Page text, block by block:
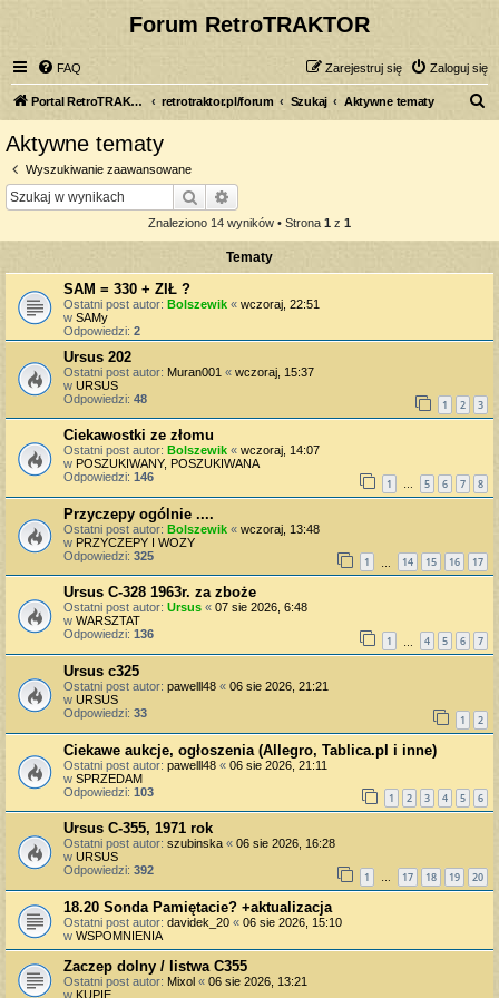
Forum RetroTRAKTOR
FAQ Zaloguj się
Zarejestruj się
Portal RetroTRAKTOR.pl retrotraktor.pl/forum Szukaj Aktywne tematy
Aktywne tematy
Wyszukiwanie zaawansowane
Szukaj
Znaleziono 14 wyników • Strona 1 z 1
Tematy
SAM = 330 + ZIŁ ?
Ostatni post autor: Bolszewik « wczoraj, 22:51
w SAMy
Odpowiedzi: 2
Ursus 202
Ostatni post autor: Muran001 « wczoraj, 15:37
w URSUS
Odpowiedzi: 48 1 2 3
Ciekawostki ze złomu
Ostatni post autor: Bolszewik « wczoraj, 14:07
w POSZUKIWANY, POSZUKIWANA
Odpowiedzi: 146 1 … 5 6 7 8
Przyczepy ogólnie ....
Ostatni post autor: Bolszewik « wczoraj, 13:48
w PRZYCZEPY I WOZY
Odpowiedzi: 325 1 14 15 16 17
Ursus C-328 1963r. za zboże
Ostatni post autor: Ursus « 07 sie 2026, 6:48
w WARSZTAT
Odpowiedzi: 136 1 4 5 6 7
Ursus c325
Ostatni post autor: pawelll48 « 06 sie 2026, 21:21
w URSUS
Odpowiedzi: 33 1 2
Ciekawe aukcje, ogłoszenia (Allegro, Tablica.pl i inne)
Ostatni post autor: pawelll48 « 06 sie 2026, 21:11
w SPRZEDAM
Odpowiedzi: 103 1 2 3 4 5 6
Ursus C-355, 1971 rok
Ostatni post autor: szubinska « 06 sie 2026, 16:28
w URSUS
Odpowiedzi: 392 1 … 17 18 19 20
18.20 Sonda Pamiętacie? +aktualizacja
Ostatni post autor: davidek_20 « 06 sie 2026, 15:10
w WSPOMNIENIA
Zaczep dolny / listwa C355
Ostatni post autor: Mixol « 06 sie 2026, 13:21
w KUPIĘ